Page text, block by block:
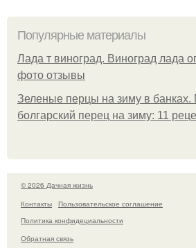
Популярные материалы
Лада т виноград. Виноград лада
фото отзывы
Зеленые перцы на зиму в
болгарский перец на зиму: 11
© 2026 Дачная жизнь
Контакты
Пользовательское соглашение
Политика конфидециальности
Обратная связь